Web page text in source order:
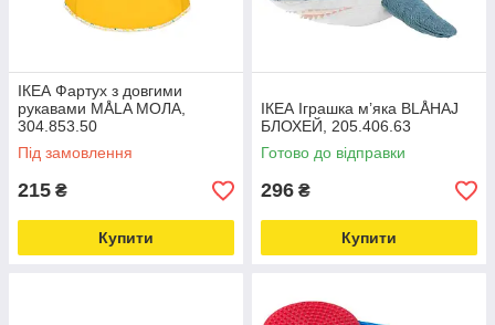
ІКЕА Фартух з довгими
рукавами MÅLA МОЛА,
304.853.50
Під замовлення
215 ₴
Купити
ІКЕА Іграшка м’яка BLÅHAJ
БЛОХЕЙ, 205.406.63
Готово до відправки
296 ₴
Купити